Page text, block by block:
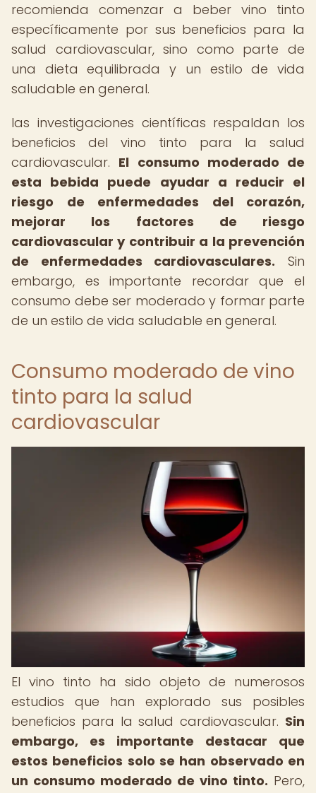
recomienda comenzar a beber vino tinto
específicamente por sus beneficios para la
salud cardiovascular, sino como parte de
una dieta equilibrada y un estilo de vida
saludable en general.
las investigaciones científicas respaldan los
beneficios del vino tinto para la salud
cardiovascular. El consumo moderado de
esta bebida puede ayudar a reducir el
riesgo de enfermedades del corazón,
mejorar los factores de riesgo
cardiovascular y contribuir a la prevención
de enfermedades cardiovasculares. Sin
embargo, es importante recordar que el
consumo debe ser moderado y formar parte
de un estilo de vida saludable en general.
Consumo moderado de vino
tinto para la salud
cardiovascular
El vino tinto ha sido objeto de numerosos
estudios que han explorado sus posibles
beneficios para la salud cardiovascular. Sin
embargo, es importante destacar que
estos beneficios solo se han observado en
un consumo moderado de vino tinto. Pero,